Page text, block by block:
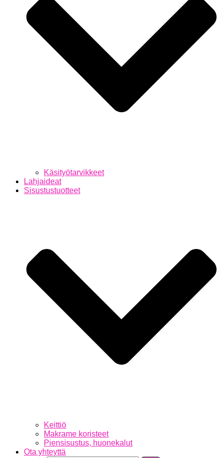
Käsityötarvikkeet
Lahjaideat
Sisustustuotteet
Keittiö
Makrame koristeet
Piensisustus, huonekalut
Ota yhteyttä